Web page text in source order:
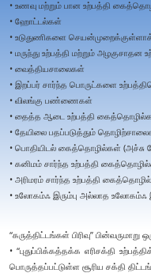
• உணவு மற்றும் பான உற்பத்தி
• ஹோட்டல்கள்
• உடுதுணிகளை
• மருந்து உற்பத்தி மற்றும்
• வைத்தியசாலைகள்
• இறப்பர் சார்ந்த பொருட்களை
• விலங்கு பண்ணைகள்
• தைத்த ஆடை உற்பத்தி
• தேயிலை பதப்படுத்தும்
• பொதியிடல் கைத்தொழில்கள் (அச்சு
• கனிமம் சார்ந்த உற்பத்தி
• அரிமரம் சார்ந்த உற்பத்தி
• உலோகம்ஃ இரும்பு அல்லாத
“கருத்திட்டங்கள் பிரிவு”
• “புதுப்பிக்கத்தக்க எரிசக்தி
பொருத்தப்பட்டுள்ள சூரிய சக்தி